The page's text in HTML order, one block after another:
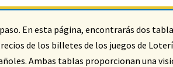
En esta página, encontrarás dos
de los billetes de los juegos de
Ambas tablas proporcionan una